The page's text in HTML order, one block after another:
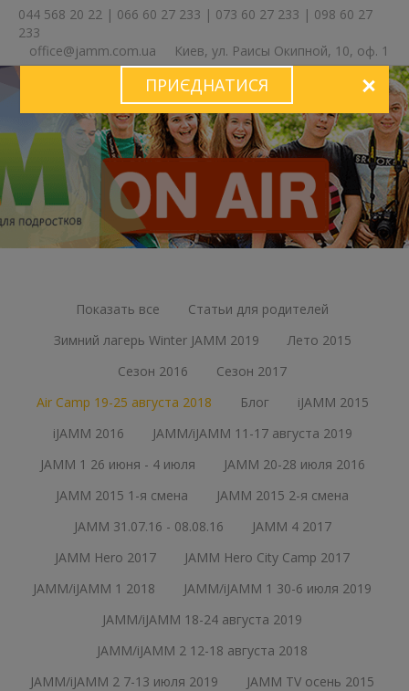
044 568 20 22 | 066 60 27 233 | 073 60 27 233 | 098 60 27
233
office@jamm.com.ua
Киев, ул. Раисы Окипной, 10, оф. 1
Показать все
Статьи для родителей
Зимний лагерь Winter JAMM 2019
Лето 2015
Сезон 2016
Сезон 2017
Air Camp 19-25 августа 2018
Блог
iJAMM 2015
iJAMM 2016
JAMM/iJAMM 11-17 августа 2019
JAMM 1 26 июня - 4 июля
JAMM 20-28 июля 2016
JAMM 2015 1-я смена
JAMM 2015 2-я смена
JAMM 31.07.16 - 08.08.16
JAMM 4 2017
JAMM Hero 2017
JAMM Hero City Camp 2017
JAMM/iJAMM 1 2018
JAMM/iJAMM 1 30-6 июля 2019
JAMM/iJAMM 18-24 августа 2019
JAMM/iJAMM 2 12-18 августа 2018
JAMM/iJAMM 2 7-13 июля 2019
JAMM TV осень 2015
ПРИЄДНАТИСЯ